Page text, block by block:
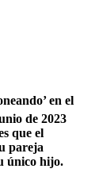
en el
de 2023
que el
pareja
único hijo.